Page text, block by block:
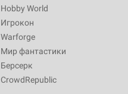
Hobby World
Игрокон
Warforge
Мир фантастики
Берсерк
CrowdRepublic